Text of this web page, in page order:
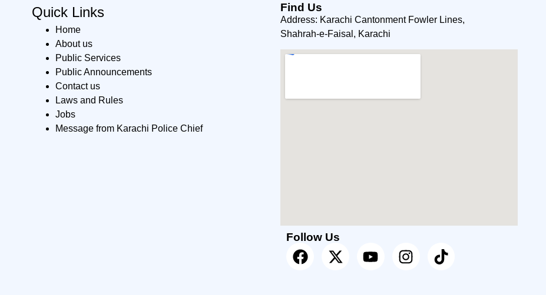
Quick Links
Home
About us
Public Services
Public Announcements
Contact us
Laws and Rules
Jobs
Message from Karachi Police Chief
Find Us
Address: Karachi Cantonment Fowler Lines,
Shahrah-e-Faisal, Karachi
Follow Us